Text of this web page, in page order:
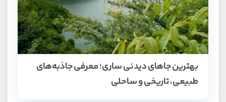
بهترین جاهای دیدنی ساری؛ معرفی جاذبه‌های
طبیعی، تاریخی و ساحلی